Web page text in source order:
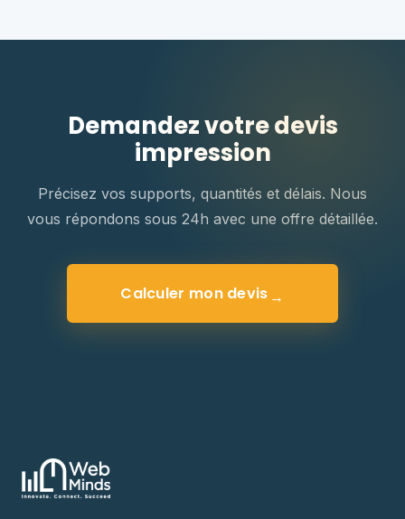
Demandez votre devis
impression
Précisez vos supports, quantités et délais. Nous
vous répondons sous 24h avec une offre détaillée.
Calculer mon devis →